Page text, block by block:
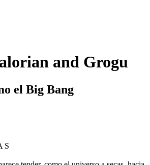
and Grogu
el Big Bang
S